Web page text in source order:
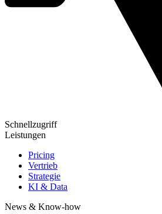
Schnellzugriff
Leistungen
Pricing
Vertrieb
Strategie
KI & Data
News & Know-how